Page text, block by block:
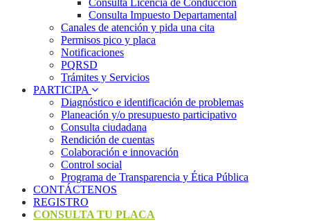
Consulta Licencia de Conducción
Consulta Impuesto Departamental
Canales de atención y pida una cita
Permisos pico y placa
Notificaciones
PQRSD
Trámites y Servicios
PARTICIPA
Diagnóstico e identificación de problemas
Planeación y/o presupuesto participativo​
Consulta ciudadana
Rendición de cuentas
Colaboración e innovación
Control social
Programa de Transparencia y Ética Pública
CONTÁCTENOS
REGISTRO
CONSULTA TU PLACA